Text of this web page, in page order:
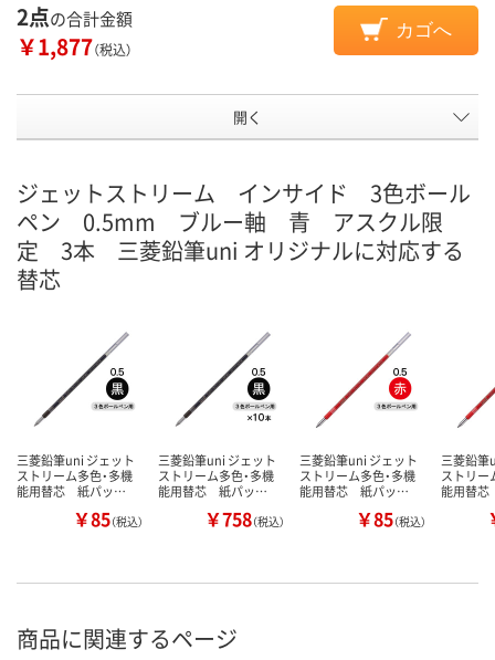
2点の合計金額
￥1,877（税込）
カゴへ
開く
ジェットストリーム インサイド 3色ボール
ペン 0.5mm ブルー軸 青 アスクル限
定 3本 三菱鉛筆uni オリジナルに対応する
替芯
三菱鉛筆uni ジェット
ストリーム多色・多機
能用替芯 紙パッ…
￥85（税込）
三菱鉛筆uni ジェット
ストリーム多色・多機
能用替芯 紙パッ…
￥758（税込）
三菱鉛筆uni ジェット
ストリーム多色・多機
能用替芯 紙パッ…
￥85（税込）
三菱鉛筆
ストリー
能用替
商品に関連するページ